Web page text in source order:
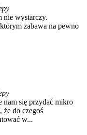
nie wystarczy.
zabawa na pewno
nam się przydać mikro
do czegoś
w...